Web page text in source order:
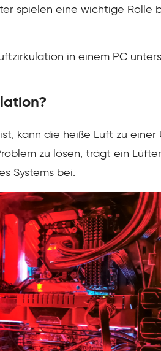
spielen eine wichtige Rolle
in einem PC
kann die heiße Luft zu einer
zu lösen, trägt ein
Systems bei.